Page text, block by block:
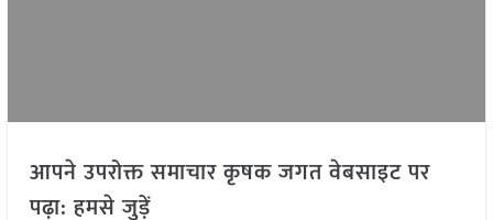
आपने उपरोक्त समाचार कृषक जगत वेबसाइट पर
पढ़ा: हमसे जुड़ें